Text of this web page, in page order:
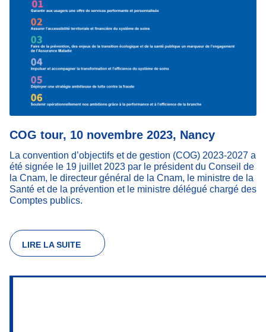
COG tour, 10 novembre 2023, Nancy
La convention d’objectifs et de gestion (COG) 2023-2027 a
été signée le 19 juillet 2023 par le président du Conseil de
la Cnam, le directeur général de la Cnam, le ministre de la
Santé et de la prévention et le ministre délégué chargé des
Comptes publics.
LIRE LA SUITE